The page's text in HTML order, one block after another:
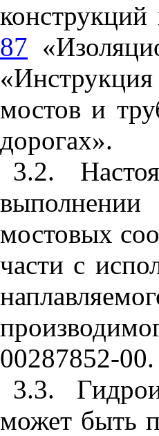
87
мостов и
дорогах».
3.2.
мостовых
части с
00287852-00.
3.3.
может быть